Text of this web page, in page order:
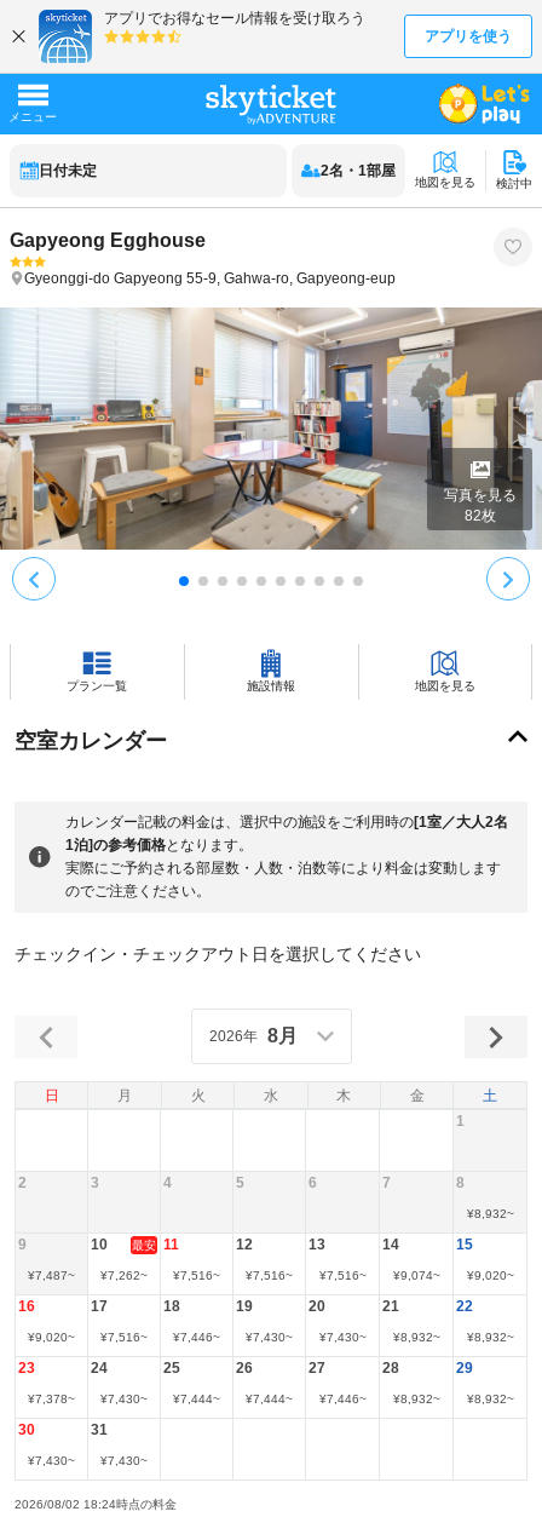
日付未定 2名 ・ 1部屋
地図を見る 検討中
Gapyeong Egghouse
Gyeonggi-do Gapyeong 55-9, Gahwa-ro, Gapyeong-eup
写真を見る
82枚
プラン一覧 施設情報 地図を見る
空室カレンダー
カレンダー記載の料金は、選択中の施設をご利用時の[1室／大人2名
1泊]の参考価格となります。
実際にご予約される部屋数・人数・泊数等により料金は変動します
のでご注意ください。
チェックイン・チェックアウト日を選択してください
日 月 火 水 木 金 土
2026年 8月
1
2 3 4 5 6 7 8
¥8,932~
9
¥7,487~
10 最安
¥7,262~
11
¥7,516~
12
¥7,516~
13
¥7,516~
14
¥9,074~
15
¥9,020~
16
¥9,020~
17
¥7,516~
18
¥7,446~
19
¥7,430~
20
¥7,430~
21
¥8,932~
22
¥8,932~
23
¥7,378~
24
¥7,430~
25
¥7,444~
26
¥7,444~
27
¥7,446~
28
¥8,932~
29
¥8,932~
30
¥7,430~
31
¥7,430~
2026/08/02 18:24時点の料金